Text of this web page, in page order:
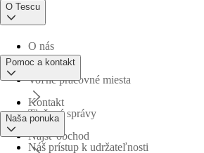
O Tescu
O nás
Voľné pracovné miesta
Tlačové správy
Náš prístup k udržateľnosti
Pomoc a kontakt
Kontakt
Nájsť obchod
Naša ponuka